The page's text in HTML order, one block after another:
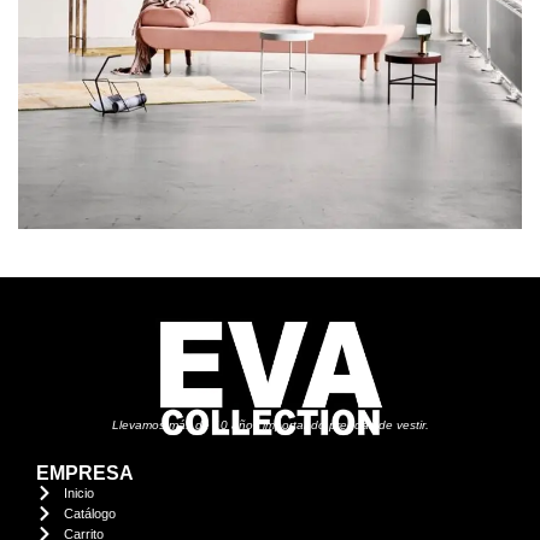
Llevamos más de 10 años importando prendas de vestir.
EMPRESA
Inicio
Catálogo
Carrito